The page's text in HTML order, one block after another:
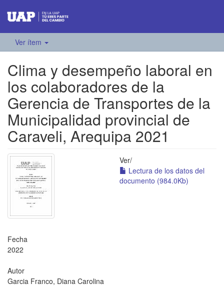
Ver ítem
Clima y desempeño laboral en
los colaboradores de la
Gerencia de Transportes de la
Municipalidad provincial de
Caraveli, Arequipa 2021
Ver/
Lectura de los datos del
documento (984.0Kb)
Fecha
2022
Autor
Garcia Franco, Diana Carolina